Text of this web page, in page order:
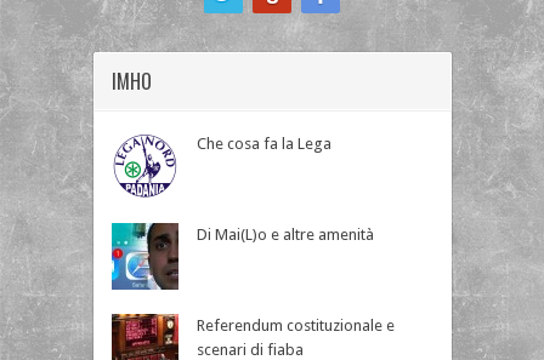
IMHO
Che cosa fa la Lega
Di Mai(L)o e altre amenità
Referendum costituzionale e
scenari di fiaba